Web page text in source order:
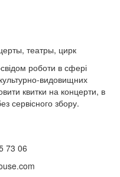
роботи в сфері
видовищних
квитки на концерти, в
сервісного збору.
73 06